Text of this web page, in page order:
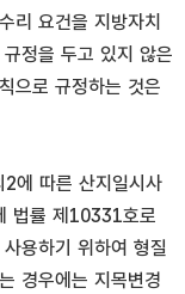
리 요건을 지방자치
정을 두고 있지 않은
으로 규정하는 것은
2에 따른 산지일시사
법률 제10331호로
용하기 위하여 형질
경우에는 지목변경